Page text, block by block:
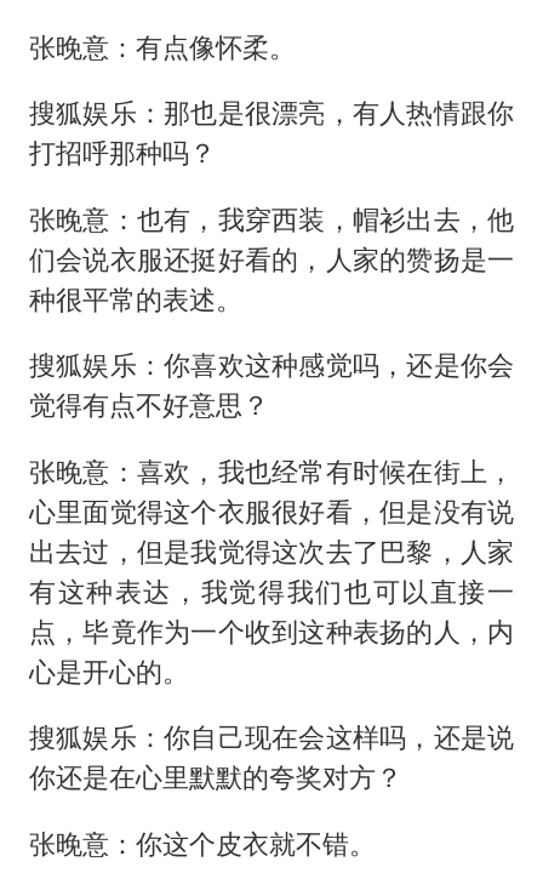
张晚意：有点像怀柔。
搜狐娱乐：那也是很漂亮，有人热情跟你
打招呼那种吗？
张晚意：也有，我穿西装，帽衫出去，他
们会说衣服还挺好看的，人家的赞扬是一
种很平常的表述。
搜狐娱乐：你喜欢这种感觉吗，还是你会
觉得有点不好意思？
张晚意：喜欢，我也经常有时候在街上，
心里面觉得这个衣服很好看，但是没有说
出去过，但是我觉得这次去了巴黎，人家
有这种表达，我觉得我们也可以直接一
点，毕竟作为一个收到这种表扬的人，内
心是开心的。
搜狐娱乐：你自己现在会这样吗，还是说
你还是在心里默默的夸奖对方？
张晚意：你这个皮衣就不错。